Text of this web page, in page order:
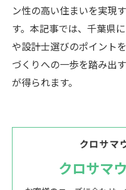
ン性の高い住まいを実現
す。本記事では、千葉県
や設計士選びのポイント
づくりへの一歩を踏み出
が得られます。
クロサマ